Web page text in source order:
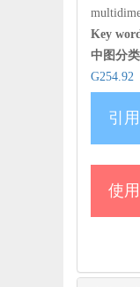
Key
中图分
G254.92
引
使